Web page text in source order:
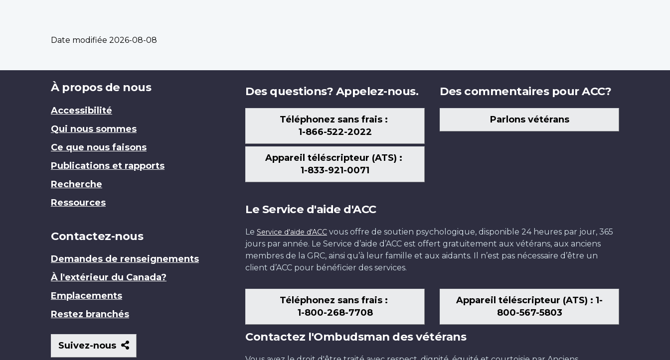
Date modifiée 2026-08-08
Brand
À propos de nous
Accessibilité
Qui nous sommes
Ce que nous faisons
Publications et rapports
Recherche
Ressources
Contactez-nous
Demandes de renseignements
À l'extérieur du Canada?
Emplacements
Restez branchés
Suivez-nous
Suivez-
nous
Des questions? Appelez-nous.
Téléphonez sans frais :
1-866-522-2022
Appareil téléscripteur (ATS) :
1-833-921-0071
Des commentaires pour ACC?
Parlons vétérans
Le Service d'aide d'ACC
Le Service d'aide d'ACC vous offre de soutien psychologique, disponible 24 heures par jour, 365
jours par année. Le Service d’aide d’ACC est offert gratuitement aux vétérans, aux anciens
membres de la GRC, ainsi qu’à leur famille et aux aidants. Il n’est pas nécessaire d’être un
client d’ACC pour bénéficier des services.
Téléphonez sans frais :
1-800-268-7708
Appareil téléscripteur (ATS) : 1-
800-567-5803
Contactez l'Ombudsman des vétérans